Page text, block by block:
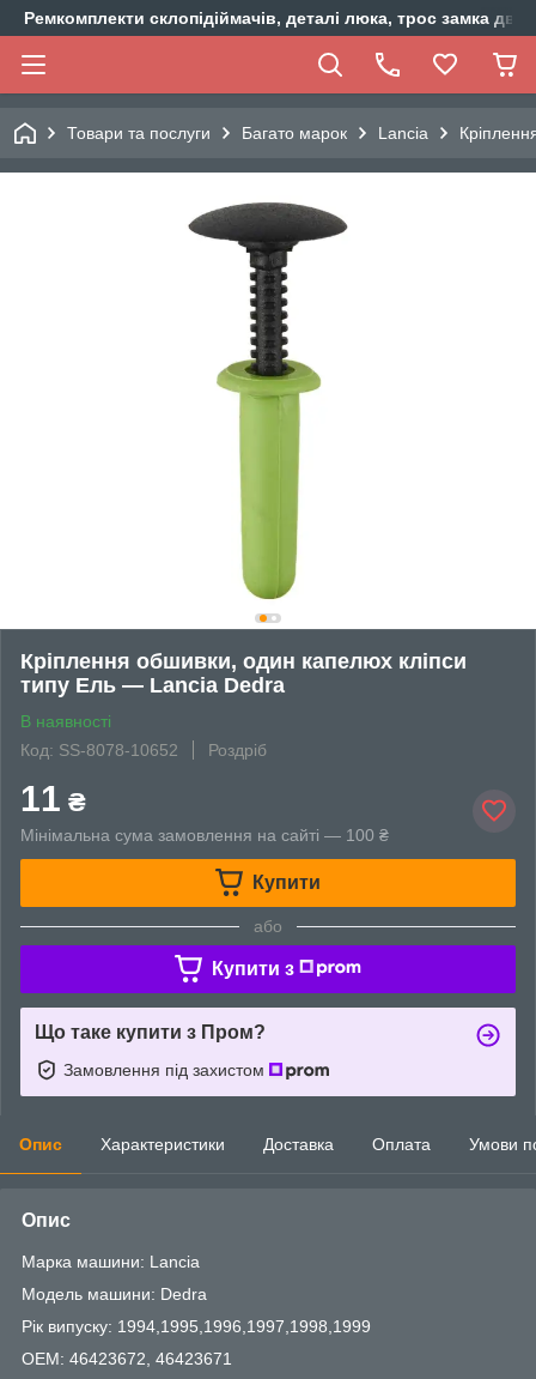
Ремкомплекти склопідіймачів, деталі люка, трос замка
Товари та послуги Багато марок Lancia
Кріплення обшивки, один капелюх кліпси
типу Ель — Lancia Dedra
В наявності
Код: SS-8078-10652
Роздріб
11 ₴
Мінімальна сума замовлення на сайті — 100 ₴
Купити
або
Купити з
Що таке купити з Пром?
Замовлення під захистом
Опис Характеристики Доставка Оплата Умови
Опис
Марка машини: Lancia
Модель машини: Dedra
Рік випуску: 1994,1995,1996,1997,1998,1999
OEM: 46423672, 46423671